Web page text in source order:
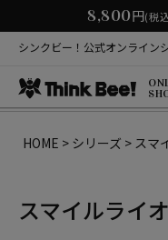
8,800円(税
シンクビー！公式オンライン
HOME シリーズ スマ
スマイルライ